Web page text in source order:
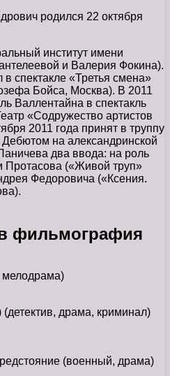
родился 22 октября
институт имени
и Валерия Фокина).
спектакле «Третья смена»
Бойса, Москва). В 2011
Валлентайна в спектакль
«Содружество артистов
2011 года принят в труппу
Дебютом на александринской
два ввода: на роль
(«Живой труп»
Федоровича («Ксения.
фильмография
мелодрама)
драма, криминал)
(военный, драма)